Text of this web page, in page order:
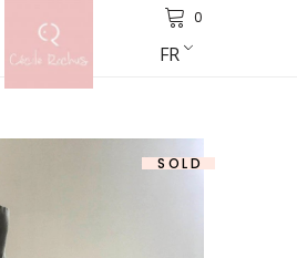
0
FR
SOLD